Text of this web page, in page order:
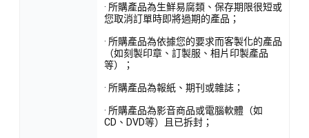
· 所購產品為生鮮易腐類、保存期限很短或
您取消訂單時即將過期的產品；
· 所購產品為依據您的要求而客製化的產品
（如刻製印章、訂製服、相片印製產品
等）；
· 所購產品為報紙、期刊或雜誌；
· 所購產品為影音商品或電腦軟體（如
CD、DVD等）且已拆封；